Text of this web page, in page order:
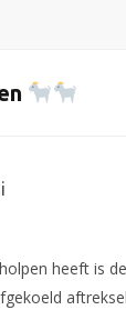
heeft is